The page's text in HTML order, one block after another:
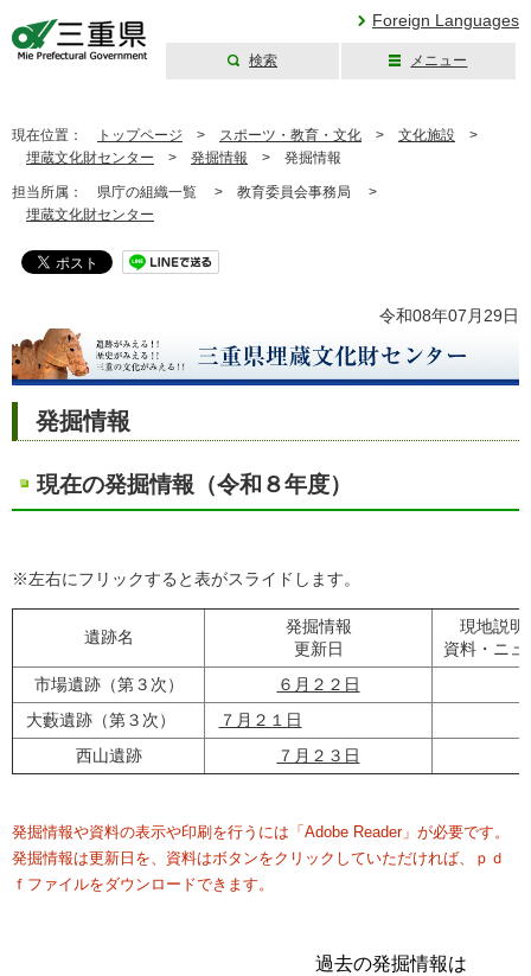
Foreign Languages
検索 メニュー
現在位置： トップページ > スポーツ・教育・文化 > 文化施設 >
埋蔵文化財センター > 発掘情報 > 発掘情報
担当所属： 県庁の組織一覧 > 教育委員会事務局 >
埋蔵文化財センター
令和08年07月29日
発掘情報
現在の発掘情報（令和８年度）
※左右にフリックすると表がスライドします。
遺跡名
発掘情報
更新日
現地説明
資料・ニュ
市場遺跡（第３次）
６月２２日
大藪遺跡（第３次）
７月２１日
西山遺跡
７月２３日
発掘情報や資料の表示や印刷を行うには「Adobe Reader」が必要です。
発掘情報は更新日を、資料はボタンをクリックしていただければ、ｐｄ
ｆファイルをダウンロードできます。
過去の発掘情報は